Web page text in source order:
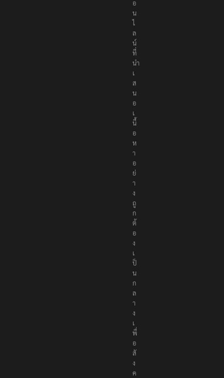
อ
น
ไ
ล
น์
ที่
นำ
เ
ส
น
อ
เ
นื้
อ
ห
า
อ
ย่
า
ง
ถู
ก
ต้
อ
ง
เ
ป็
น
ก
ล
า
ง
เ
พื่
อ
สั
ง
ค